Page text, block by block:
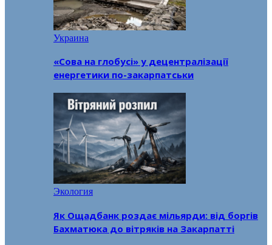
Украина
«Сова на глобусі» у децентралізації
енергетики по-закарпатськи
Экология
Як Ощадбанк роздає мільярди: від боргів
Бахматюка до вітряків на Закарпатті